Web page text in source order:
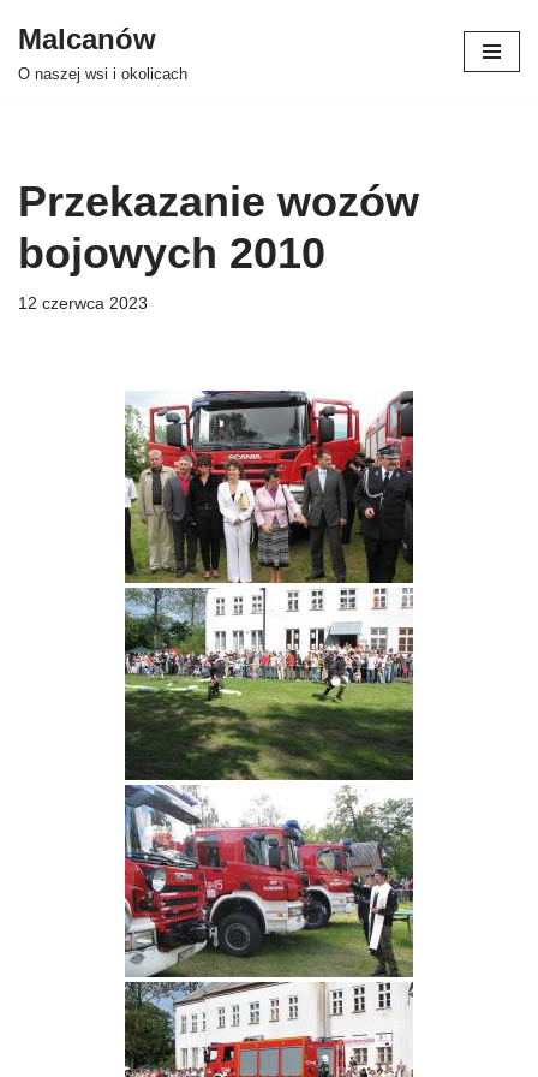
Przejdź
Malcanów
O naszej wsi i okolicach
Przekazanie wozów
bojowych 2010
12 czerwca 2023